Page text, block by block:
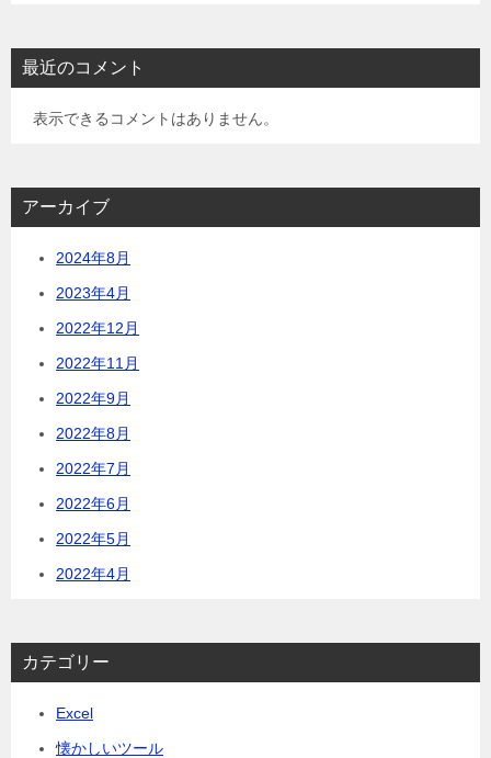
最近のコメント
表示できるコメントはありません。
アーカイブ
2024年8月
2023年4月
2022年12月
2022年11月
2022年9月
2022年8月
2022年7月
2022年6月
2022年5月
2022年4月
カテゴリー
Excel
懐かしいツール